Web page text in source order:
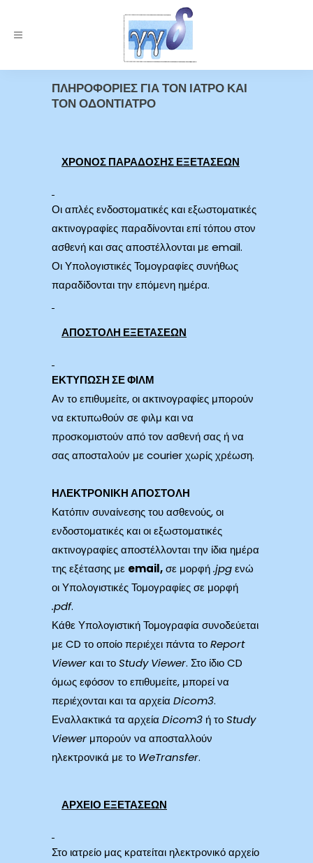
ΠΛΗΡΟΦΟΡΙΕΣ ΓΙΑ ΤΟΝ ΙΑΤΡΟ ΚΑΙ
ΤΟΝ ΟΔΟΝΤΙΑΤΡΟ
ΧΡΟΝΟΣ ΠΑΡΑΔΟΣΗΣ ΕΞΕΤΑΣΕΩΝ
Οι απλές ενδοστοματικές και εξωστοματικές
ακτινογραφίες παραδίνονται επί τόπου στον
ασθενή και σας αποστέλλονται με email.
Οι Υπολογιστικές Τομογραφίες συνήθως
παραδίδονται την επόμενη ημέρα.
ΑΠΟΣΤΟΛΗ ΕΞΕΤΑΣΕΩΝ
ΕΚΤΥΠΩΣΗ ΣΕ ΦΙΛΜ
Αν το επιθυμείτε, οι ακτινογραφίες μπορούν
να εκτυπωθούν σε φιλμ και να
προσκομιστούν από τον ασθενή σας ή να
σας αποσταλούν με courier χωρίς χρέωση.
ΗΛΕΚΤΡΟΝΙΚΗ ΑΠΟΣΤΟΛΗ
Κατόπιν συναίνεσης του ασθενούς, οι
ενδοστοματικές και οι εξωστοματικές
ακτινογραφίες αποστέλλονται την ίδια ημέρα
της εξέτασης με email,σε μορφή.jpgενώ
οι Υπολογιστικές Τομογραφίες σε μορφή
.pdf.
Κάθε Υπολογιστική Τομογραφία συνοδεύεται
με CD το οποίο περιέχει πάντα τοReport
Viewer και τοStudy Viewer. Στο ίδιο CD
όμως εφόσον το επιθυμείτε, μπορεί να
περιέχονται και τα αρχεία Dicom3.
Εναλλακτικά τα αρχεία Dicom3ή τοStudy
Viewer μπορούν να αποσταλλούν
ηλεκτρονικά με το WeTransfer.
ΑΡΧΕΙΟ ΕΞΕΤΑΣΕΩΝ
Στο ιατρείο μας κρατείται ηλεκτρονικό αρχείο